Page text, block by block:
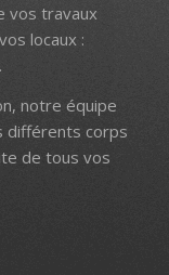
vos travaux
locaux :
notre équipe
différents corps
de tous vos